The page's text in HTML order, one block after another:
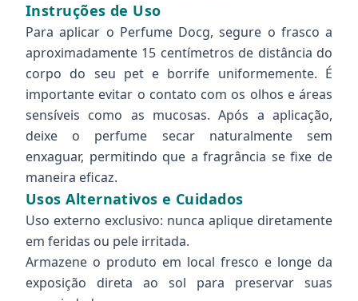
Instruções de Uso
Para aplicar o Perfume Docg, segure o frasco a
aproximadamente 15 centímetros de distância do
corpo do seu pet e borrife uniformemente. É
importante evitar o contato com os olhos e áreas
sensíveis como as mucosas. Após a aplicação,
deixe o perfume secar naturalmente sem
enxaguar, permitindo que a fragrância se fixe de
maneira eficaz.
Usos Alternativos e Cuidados
Uso externo exclusivo: nunca aplique diretamente
em feridas ou pele irritada.
Armazene o produto em local fresco e longe da
exposição direta ao sol para preservar suas